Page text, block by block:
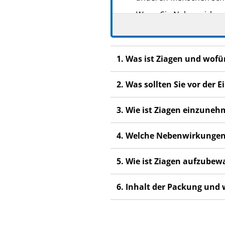
Wenn Sie
Nebenwirkungen, die
WICHTIGE
Ziagen enthält Abacavir
schwerwiegende
Arzneimittel weiterhin
Sie müssen die
sorgfältig lesen.
Die Ziagen-Packung
auf
1. Was ist Ziagen und
2. Was sollten Sie vor der
3. Wie ist Ziagen
4. Welche
5. Wie ist Ziagen
6. Inhalt der Packung